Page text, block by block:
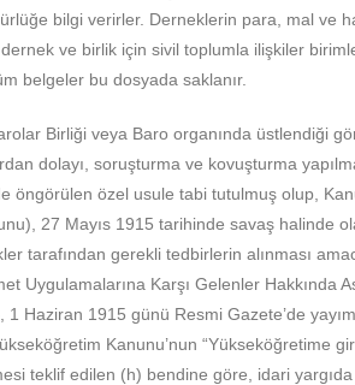
bilgi verirler. Derneklerin para, mal ve
ve birlik için sivil toplumla ilişkiler
belgeler bu dosyada saklanır.
Birliği veya Baro organında üstlendiği
dolayı, soruşturma ve kovuşturma
öngörülen özel usule tabi tutulmuş olup,
27 Mayıs 1915 tarihinde savaş halinde
tarafından gerekli tedbirlerin alınması
Uygulamalarına Karşı Gelenler Hakkında
Haziran 1915 günü Resmi Gazete’de
Kanunu’nun “Yükseköğretime
teklif edilen (h) bendine göre, idari